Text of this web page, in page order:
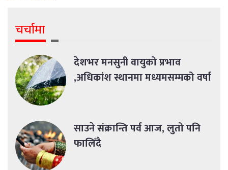
चर्चामा
देशभर मनसुनी वायुको प्रभाव
,अधिकांश स्थानमा मध्यमसम्मको वर्षा
साउने संक्रान्ति पर्व आज, लुतो पनि
फालिँदै